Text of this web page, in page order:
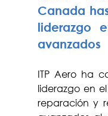
Canada
liderazgo
avanzados
ITP Aero ha
liderazgo en
reparación y